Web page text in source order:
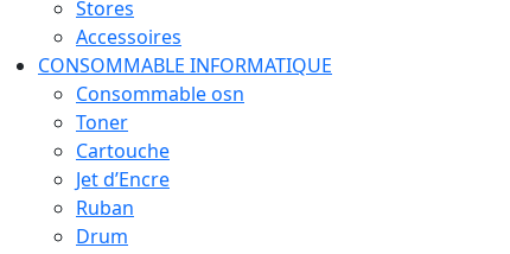
Stores
Accessoires
CONSOMMABLE INFORMATIQUE
Consommable osn
Toner
Cartouche
Jet d’Encre
Ruban
Drum